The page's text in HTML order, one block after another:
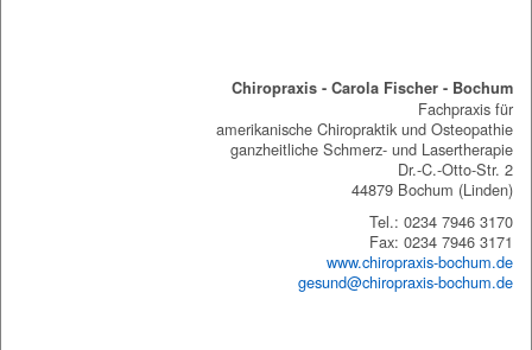
Chiropraxis - Carola Fischer - Bochum
Fachpraxis für
amerikanische Chiropraktik und Osteopathie
ganzheitliche Schmerz- und Lasertherapie
Dr.-C.-Otto-Str. 2
44879 Bochum (Linden)
Tel.: 0234 7946 3170
Fax: 0234 7946 3171
www.chiropraxis-bochum.de
gesund@chiropraxis-bochum.de